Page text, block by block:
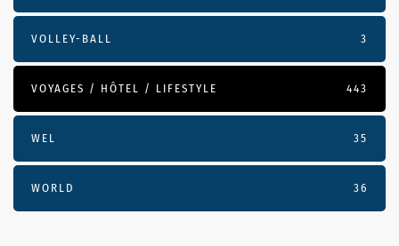
VOLLEY-BALL 3
VOYAGES / HÔTEL / LIFESTYLE 443
WEL 35
WORLD 36